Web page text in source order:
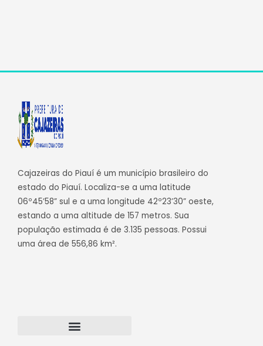
Cajazeiras do Piauí é um município brasileiro do
estado do Piauí. Localiza-se a uma latitude
06º45’58” sul e a uma longitude 42º23’30” oeste,
estando a uma altitude de 157 metros. Sua
população estimada é de 3.135 pessoas. Possui
uma área de 556,86 km².